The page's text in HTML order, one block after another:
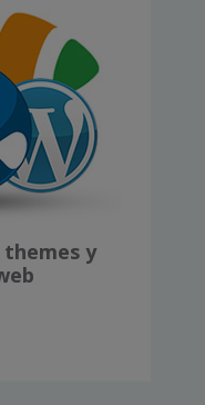
themes y